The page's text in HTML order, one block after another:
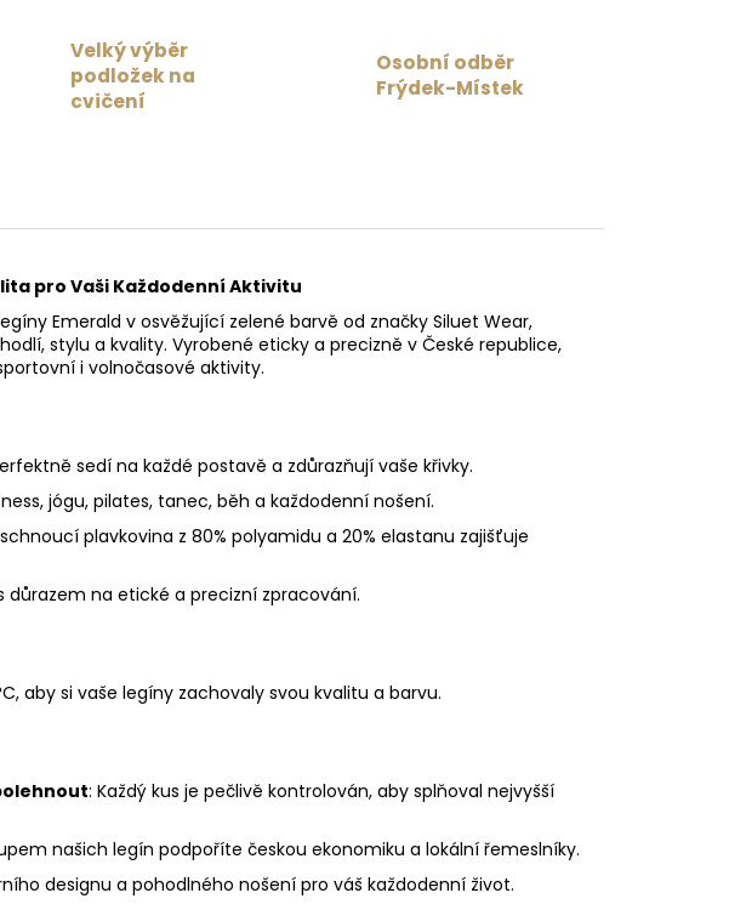
Velký výběr
podložek na
cvičení
Osobní odběr
Frýdek-Místek
pro Vaši Každodenní Aktivitu
Emerald v osvěžující zelené barvě od značky Siluet Wear,
stylu a kvality. Vyrobené eticky a precizně v České republice,
i volnočasové aktivity.
sedí na každé postavě a zdůrazňují vaše křivky.
jógu, pilates, tanec, běh a každodenní nošení.
plavkovina z 80% polyamidu a 20% elastanu zajišťuje
důrazem na etické a precizní zpracování.
aby si vaše legíny zachovaly svou kvalitu a barvu.
: Každý kus je pečlivě kontrolován, aby splňoval nejvyšší
našich legín podpoříte českou ekonomiku a lokální řemeslníky.
designu a pohodlného nošení pro váš každodenní život.